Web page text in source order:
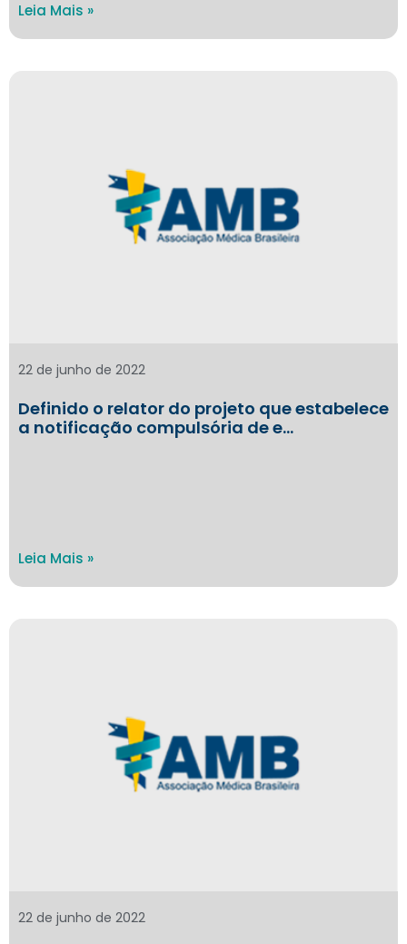
Leia Mais »
Definido o relator do projeto que estabelece
a notificação compulsória de e…
22 de junho de 2022
Leia Mais »
22 de junho de 2022